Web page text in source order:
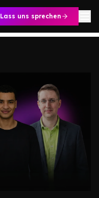
Lass uns sprechen